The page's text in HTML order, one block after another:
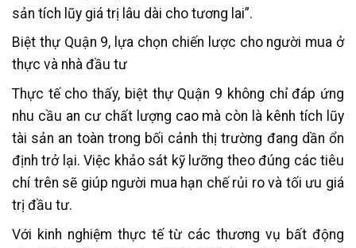
sản tích lũy giá trị lâu dài cho tương lai”.
Biệt thự Quận 9, lựa chọn chiến lược cho người mua ở
thực và nhà đầu tư
Thực tế cho thấy, biệt thự Quận 9 không chỉ đáp ứng
nhu cầu an cư chất lượng cao mà còn là kênh tích lũy
tài sản an toàn trong bối cảnh thị trường đang dần ổn
định trở lại. Việc khảo sát kỹ lưỡng theo đúng các tiêu
chí trên sẽ giúp người mua hạn chế rủi ro và tối ưu giá
trị đầu tư.
Với kinh nghiệm thực tế từ các thương vụ bất động